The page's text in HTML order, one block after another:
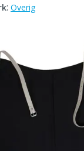
: Overig